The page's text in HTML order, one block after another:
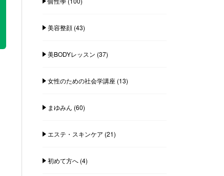
美容整顔(43)
美BODYレッスン (37)
女性のための社会学講座(13)
まゆみん (60)
エステ・スキンケア (21)
初めて方へ(4)